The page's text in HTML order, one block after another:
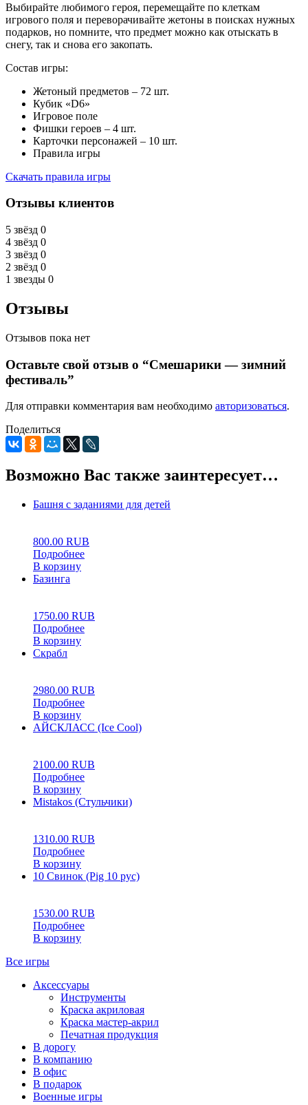
Выбирайте любимого героя, перемещайте по клеткам
игрового поля и переворачивайте жетоны в поисках нужных
подарков, но помните, что предмет можно как отыскать в
снегу, так и снова его закопать.
Состав игры:
Жетоный предметов – 72 шт.
Кубик «D6»
Игровое поле
Фишки героев – 4 шт.
Карточки персонажей – 10 шт.
Правила игры
Скачать правила игры
Отзывы клиентов
5 звёзд 0
4 звёзд 0
3 звёзд 0
2 звёзд 0
1 звезды 0
Отзывы
Отзывов пока нет
Оставьте свой отзыв о “Смешарики — зимний
фестиваль”
Для отправки комментария вам необходимо авторизоваться.
Поделиться
Возможно Вас также заинтересует…
Башня с заданиями для детей
800.00 RUB
Подробнее
В корзину
Базинга
1750.00 RUB
Подробнее
В корзину
Скрабл
2980.00 RUB
Подробнее
В корзину
АЙСКЛАСС (Ice Cool)
2100.00 RUB
Подробнее
В корзину
Mistakos (Стульчики)
1310.00 RUB
Подробнее
В корзину
10 Свинок (Pig 10 рус)
1530.00 RUB
Подробнее
В корзину
Все игры
Аксессуары
Инструменты
Краска акриловая
Краска мастер-акрил
Печатная продукция
В дорогу
В компанию
В офис
В подарок
Военные игры